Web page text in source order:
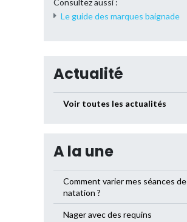
Consultez aussi :
Le guide des marques baignade
Actualité
Voir toutes les actualités
A la une
Comment varier mes séances de
natation ?
Nager avec des requins